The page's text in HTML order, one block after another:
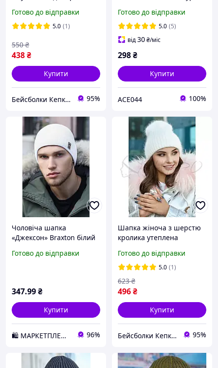
сірий
Готово до відправки
5.0 (1)
438₴
550 ₴
Купити
Бейсболки Кепки Шапки Аксесуари оптом со склада 95%
Готово до відправки
5.0 (5)
від30₴/міс
298₴
Купити
ACE044 100%
Чоловіча шапка
«Джексон» Braxton білий
Готово до відправки
347.99₴
Купити
🛍️ МАРКЕТПЛЕЙС DMD 96%
Шапка жіноча з шерстю
кролика утеплена
відворотом тепла
шапочка Braxton 4936
Білий
Готово до відправки
5.0 (1)
496₴
623 ₴
Купити
Бейсболки Кепки Шапки Аксесуари оптом со склада 95%